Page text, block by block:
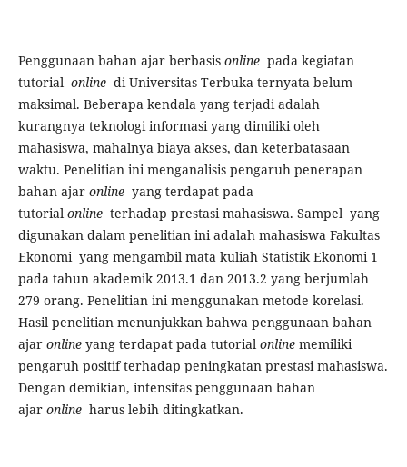
Penggunaan bahan ajar berbasis online pada kegiatan
tutorial online di Universitas Terbuka ternyata belum
maksimal. Beberapa kendala yang terjadi adalah
kurangnya teknologi informasi yang dimiliki oleh
mahasiswa, mahalnya biaya akses, dan keterbatasaan
waktu. Penelitian ini menganalisis pengaruh penerapan
bahan ajar online yang terdapat pada
tutorial online terhadap prestasi mahasiswa. Sampel yang
digunakan dalam penelitian ini adalah mahasiswa Fakultas
Ekonomi yang mengambil mata kuliah Statistik Ekonomi 1
pada tahun akademik 2013.1 dan 2013.2 yang berjumlah
279 orang. Penelitian ini menggunakan metode korelasi.
Hasil penelitian menunjukkan bahwa penggunaan bahan
ajar online yang terdapat pada tutorial online memiliki
pengaruh positif terhadap peningkatan prestasi mahasiswa.
Dengan demikian, intensitas penggunaan bahan
ajar online harus lebih ditingkatkan.